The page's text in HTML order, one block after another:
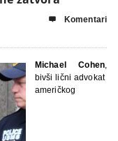
 Komentari
Michael Cohen
bivši lični advokat
američkog